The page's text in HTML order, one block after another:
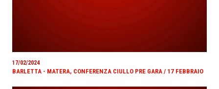
17/02/2024
BARLETTA - MATERA, CONFERENZA CIULLO PRE GARA / 17 FEBBRAIO